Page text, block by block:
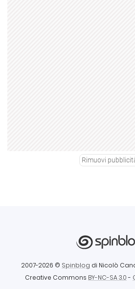
Rimuovi
2007-2026 © Spinblog di Nicolò
Creative Commons BY-NC-SA 3.0-